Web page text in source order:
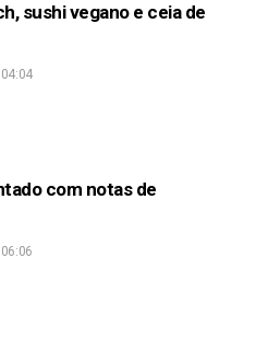
sushi vegano e ceia de
com notas de